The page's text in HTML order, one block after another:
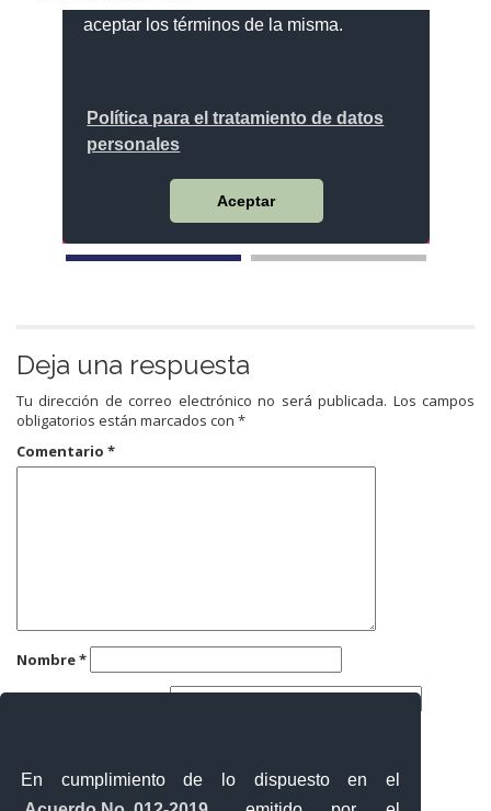
En cumplimiento de lo dispuesto en el
Deja una respuesta
Tu dirección de correo electrónico no será publicada. Los campos
obligatorios están marcados con *
Comentario *
Nombre*
Correo electrónico*